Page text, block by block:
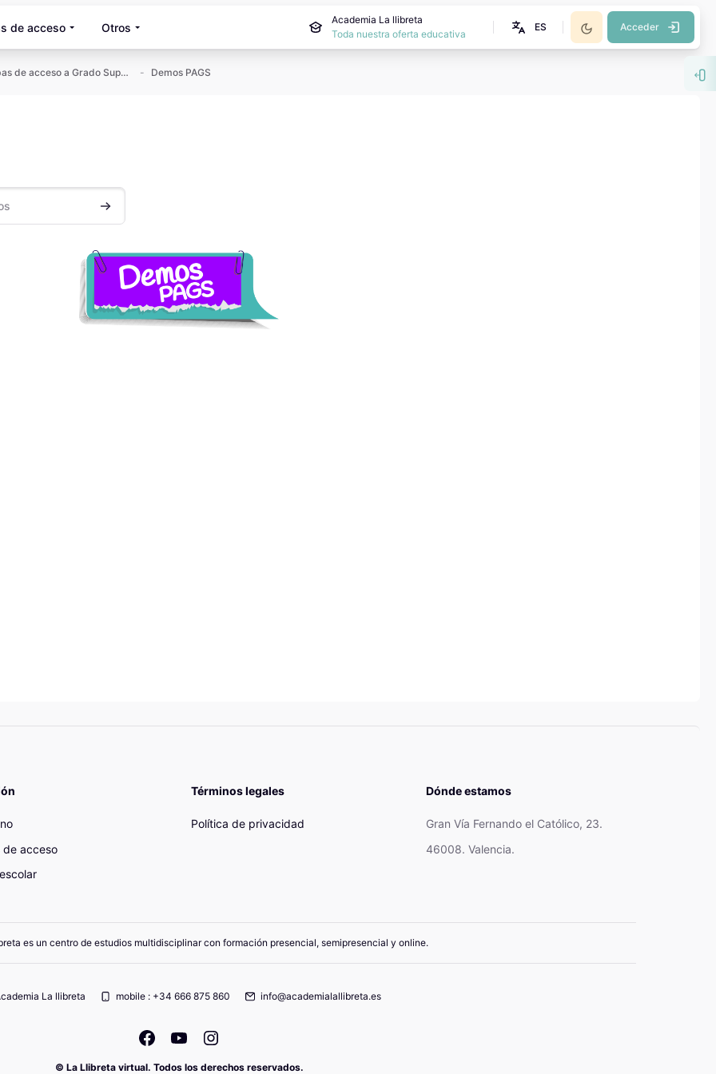
de acceso Otros
Academia La llibreta
Toda nuestra oferta educativa
ES Acceder
Pruebas de acceso a Grado Superior Demos PAGS
Buscar cursos
de acceso
Términos legales
Política de privacidad
Dónde estamos
Gran Vía Fernando el Católico, 23.
46008. Valencia.
es un centro de estudios multidisciplinar con formación presencial, semipresencial y online.
La llibreta mobile : +34 666 875 860 info@academialallibreta.es
© La Llibreta virtual. Todos los derechos reservados.